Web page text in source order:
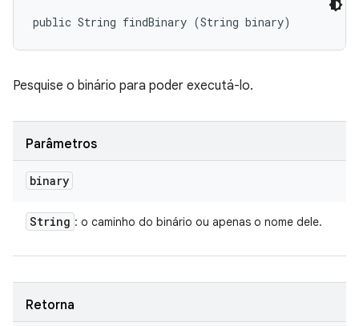
public String findBinary (String binary)
Pesquise o binário para poder executá-lo.
Parâmetros
binary
String : o caminho do binário ou apenas o nome dele.
Retorna